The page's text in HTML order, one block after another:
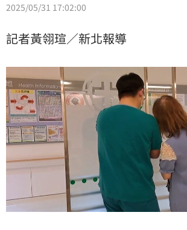
2025/05/31 17:02:00
記者黃翎瑄／新北報導